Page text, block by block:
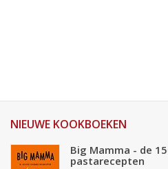
NIEUWE KOOKBOEKEN
Big Mamma - de
pastarecepten